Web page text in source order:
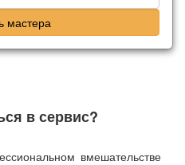
мастера
в сервис?
вмешательстве